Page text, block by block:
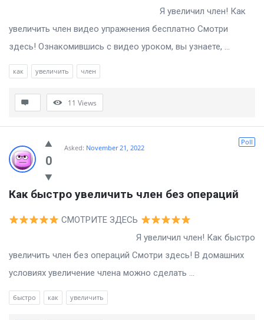
Я увеличил член! Как
увеличить член видео упражнения бесплатно Смотри
здесь! Ознакомившись с видео уроком, вы узнаете, ...
как увеличить член
11 Views
0
Poll
Asked: November 21, 2022
Как быстро увеличить член без операций
СМОТРИТЕ ЗДЕСЬ
Я увеличил член! Как быстро
увеличить член без операций Смотри здесь! В домашних
условиях увеличение члена можно сделать ...
быстро как увеличить